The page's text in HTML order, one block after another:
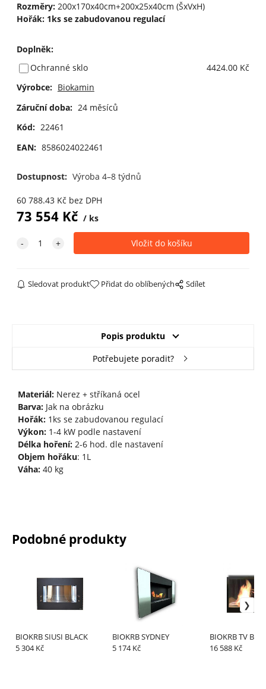
Rozměry:200x170x40cm+200x25x40cm (ŠxVxH)
Hořák: 1ks se zabudovanou regulací
Doplněk:
Ochranné sklo
4424.00 Kč
Výrobce: Biokamin
Záruční doba: 24 měsíců
Kód: 22461
EAN: 8586024022461
Dostupnost: Výroba 4–8 týdnů
60 788.43Kč bez DPH
73 554Kč ks
Sledovat produkt Přidat do oblíbených Sdílet
Popis produktu
Potřebujete poradit?
Materiál:Nerez + stříkaná ocel
Barva:Jak na obrázku
Hořák:1ks se zabudovanou regulací
Výkon:1-4 kW podle nastavení
Délka hoření:2-6 hod. dle nastavení
Objem hořáku: 1L
Váha:40 kg
Podobné produkty
BIOKRB SIUSI BLACK
5 304 Kč
BIOKRB SYDNEY
5 174 Kč
BIOKRB TV
16 588 Kč